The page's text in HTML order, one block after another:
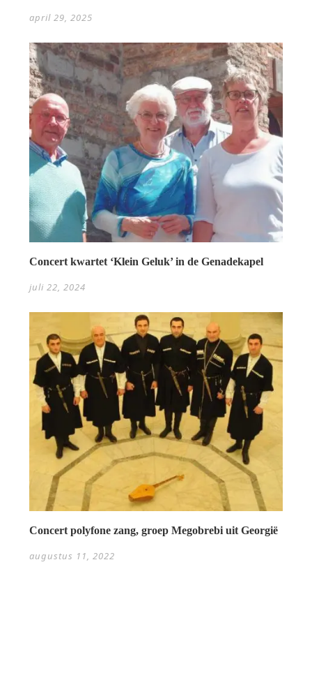
april 29, 2025
Concert kwartet ‘Klein Geluk’ in de Genadekapel
juli 22, 2024
Concert polyfone zang, groep Megobrebi uit Georgië
augustus 11, 2022